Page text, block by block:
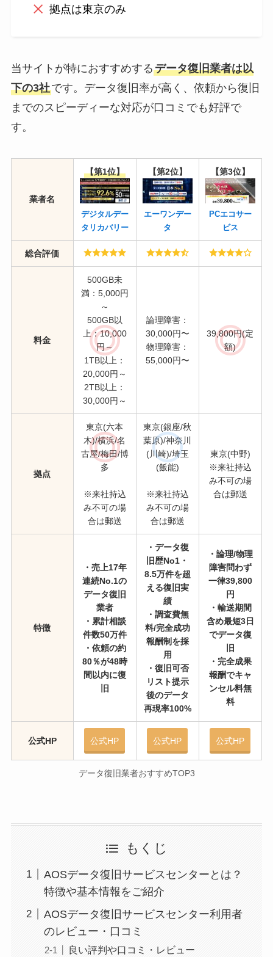
拠点は東京のみ
当サイトが特におすすめするデータ復旧業者は以
下の3社です。データ復旧率が高く、依頼から復旧
までのスピーディーな対応が口コミでも好評で
す。
業者名
【第1位】
デジタルデー
タリカバリー
【第2位】
エーワンデー
タ
【第3位】
PCエコサー
ビス
総合評価
料金
500GB未
満：5,000円
～
500GB以
上：10,000
円～
1TB以上：
20,000円～
2TB以上：
30,000円～
論理障害：
30,000円〜
物理障害：
55,000円〜
39,800円(定
額)
拠点
東京(六本
木)/横浜/名
古屋/梅田/博
多
※来社持込
み不可の場
合は郵送
東京(銀座/秋
葉原)/神奈川
(川崎)/埼玉
(飯能)
※来社持込
み不可の場
合は郵送
東京(中野)
※来社持込
み不可の場
合は郵送
特徴
・売上17年
連続No.1の
データ復旧
業者
・累計相談
件数50万件
・依頼の約
80％が48時
間以内に復
旧
・データ復
旧歴No1・
8.5万件を超
える復旧実
績
・調査費無
料/完全成功
報酬制を採
用
・復旧可否
リスト提示
後のデータ
再現率100%
・論理/物理
障害問わず
一律39,800
円
・輸送期間
含め最短3日
でデータ復
旧
・完全成果
報酬でキャ
ンセル料無
料
公式HP 公式HP 公式HP 公式HP
データ復旧業者おすすめTOP3
もくじ
AOSデータ復旧サービスセンターとは？
特徴や基本情報をご紹介
AOSデータ復旧サービスセンター利用者
のレビュー・口コミ
良い評判や口コミ・レビュー